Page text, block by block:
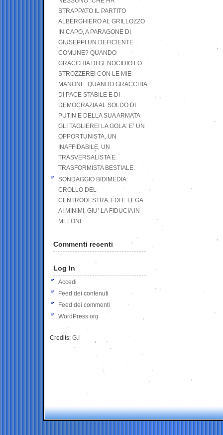
STRAPPATO IL PARTITO
ALBERGHIERO AL GRILLOZZO
IN CAPO, A PARAGONE DI
GIUSEPPI UN DEFICIENTE
COMUNE? QUANDO
GRACCHIA DI GENOCIDIO LO
STROZZEREI CON LE MIE
MANONE. QUANDO GRACCHIA
DI PACE STABILE E DI
DEMOCRAZIA AL SOLDO DI
PUTIN E DELLA SUA ARMATA
GLI TAGLIEREI LA GOLA: E’ UN
OPPORTUNISTA, UN
INAFFIDABILE, UN
TRASVERSALISTA E
TRASFORMISTA BESTIALE.
SONDAGGIO BIDIMEDIA:
CROLLO DEL
CENTRODESTRA, FDI E LEGA
AI MINIMI, GIU’ LA FIDUCIA IN
MELONI
Commenti recenti
Log In
Accedi
Feed dei contenuti
Feed dei commenti
WordPress.org
Credits: G.I